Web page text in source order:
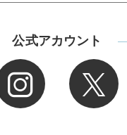
公式アカウント